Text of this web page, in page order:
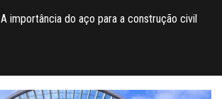
A importância do aço para a construção civil